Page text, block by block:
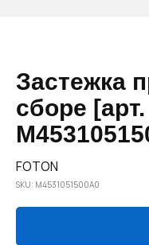
Застежка
сборе [арт.
FOTON
SKU: M4531051500A0